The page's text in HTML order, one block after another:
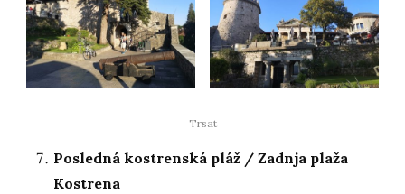
Trsat
Posledná kostrenská pláž / Zadnja plaža
Kostrena